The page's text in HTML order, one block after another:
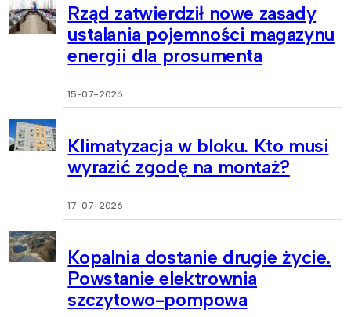
Rząd zatwierdził nowe zasady
ustalania pojemności magazynu
energii dla prosumenta
15-07-2026
Klimatyzacja w bloku. Kto musi
wyrazić zgodę na montaż?
17-07-2026
Kopalnia dostanie drugie życie.
Powstanie elektrownia
szczytowo-pompowa